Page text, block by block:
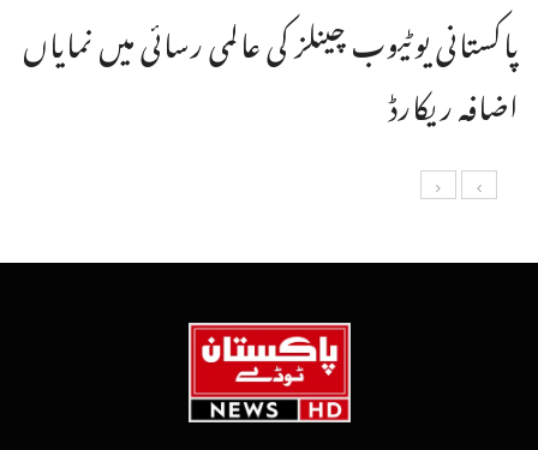
پاکستانی یوٹیوب چینلز کی عالمی رسائی میں نمایاں
اضافہ ریکارڈ